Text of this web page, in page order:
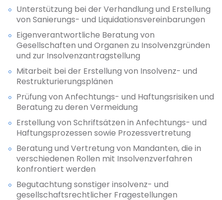
Unterstützung bei der Verhandlung und Erstellung
von Sanierungs- und Liquidationsvereinbarungen
Eigenverantwortliche Beratung von
Gesellschaften und Organen zu Insolvenzgründen
und zur Insolvenzantragstellung
Mitarbeit bei der Erstellung von Insolvenz- und
Restrukturierungsplänen
Prüfung von Anfechtungs- und Haftungsrisiken und
Beratung zu deren Vermeidung
Erstellung von Schriftsätzen in Anfechtungs- und
Haftungsprozessen sowie Prozessvertretung
Beratung und Vertretung von Mandanten, die in
verschiedenen Rollen mit Insolvenzverfahren
konfrontiert werden
Begutachtung sonstiger insolvenz- und
gesellschaftsrechtlicher Fragestellungen